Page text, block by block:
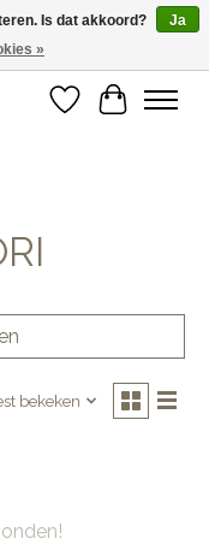
Verlanglijst
bekeken
Is dat akkoord?
Ja
»